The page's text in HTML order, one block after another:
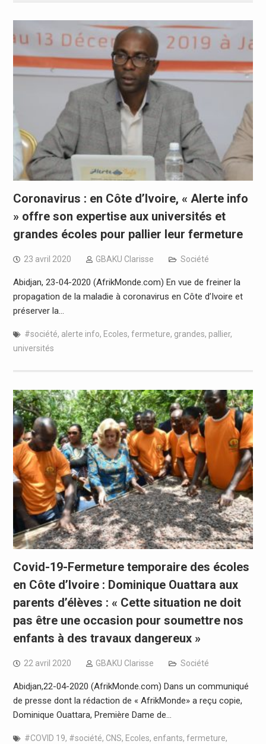
Coronavirus : en Côte d’Ivoire, « Alerte info
» offre son expertise aux universités et
grandes écoles pour pallier leur fermeture
23 avril 2020 GBAKU Clarisse Société
Abidjan, 23-04-2020 (AfrikMonde.com) En vue de freiner la
propagation de la maladie à coronavirus en Côte d’Ivoire et
préserver la…
#société, alerte info, Ecoles, fermeture, grandes, pallier,
universités
Covid-19-Fermeture temporaire des écoles
en Côte d’Ivoire : Dominique Ouattara aux
parents d’élèves : « Cette situation ne doit
pas être une occasion pour soumettre nos
enfants à des travaux dangereux »
22 avril 2020 GBAKU Clarisse Société
Abidjan,22-04-2020 (AfrikMonde.com) Dans un communiqué
de presse dont la rédaction de « AfrikMonde» a reçu copie,
Dominique Ouattara, Première Dame de…
#COVID 19, #société, CNS, Ecoles, enfants, fermeture,